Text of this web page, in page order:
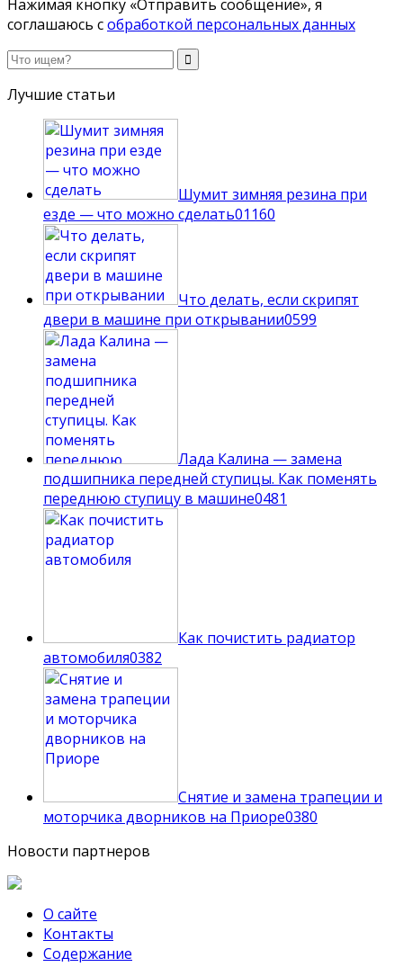
Нажимая кнопку «Отправить сообщение», я
соглашаюсь собработкой персональных данных
Лучшие статьи
Шумит зимняя резина при
езде — что можно сделать01160
Что делать, если скрипят
двери в машине при открывании0599
Лада Калина — замена
подшипника передней ступицы. Как поменять
переднюю ступицу в машине0481
Как почистить радиатор
автомобиля0382
Снятие и замена трапеции и
моторчика дворников на Приоре0380
Новости партнеров
О сайте
Контакты
Содержание